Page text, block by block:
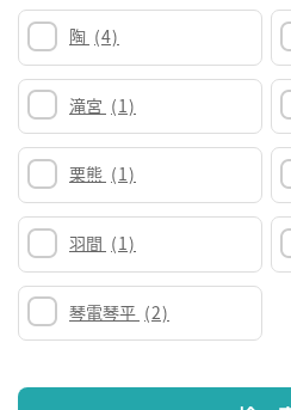
陶 (4)
滝宮 (1)
栗熊 (1)
羽間 (1)
琴電琴平 (2)